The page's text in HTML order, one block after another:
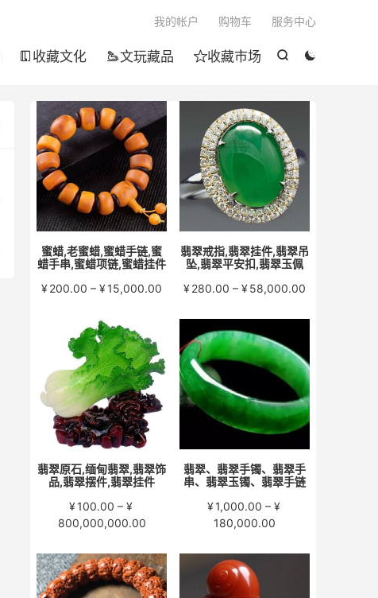


 收藏文化 文玩藏品 收藏市场
我的帐户 购物车 服务中心
蜜蜡,老蜜蜡,蜜蜡手链,蜜
蜡手串,蜜蜡项链,蜜蜡挂件
¥200.00 – ¥15,000.00
¥200.00
至
¥15,000.00
翡翠戒指,翡翠挂件,翡翠吊
坠,翡翠平安扣,翡翠玉佩
¥280.00 – ¥58,000.00
范
至
¥58,000.00
翡翠原石,缅甸翡翠,翡翠饰
品,翡翠摆件,翡翠挂件
¥100.00 – ¥
800,000,000.00价
范
围：
¥100.00
翡翠、翡翠手镯、翡翠手
串、翡翠玉镯、翡翠手链
¥1,000.00 – ¥
180,000.00
范